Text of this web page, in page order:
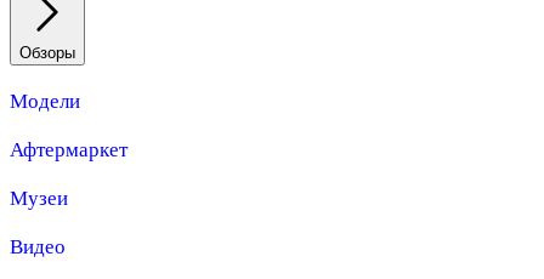
Обзоры
Модели
Афтермаркет
Музеи
Видео